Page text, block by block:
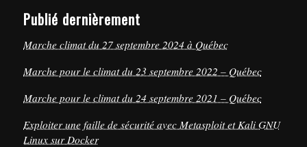
Publié dernièrement
Marche climat du 27 septembre 2024 à Québec
Marche pour le climat du 23 septembre 2022 – Québec
Marche pour le climat du 24 septembre 2021 – Québec
Exploiter une faille de sécurité avec Metasploit et Kali GNU
Linux sur Docker